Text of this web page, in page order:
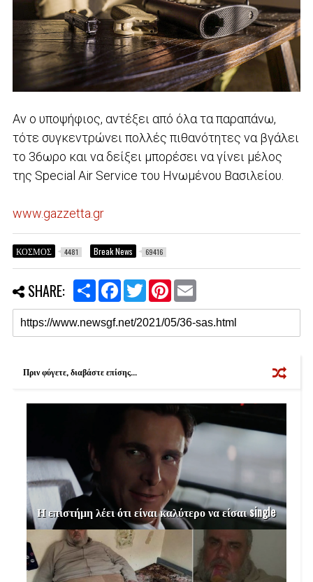
Αν ο υποψήφιος, αντέξει από όλα τα παραπάνω,
τότε συγκεντρώνει πολλές πιθανότητες να βγάλει
το 36ωρο και να δείξει μπορέσει να γίνει μέλος
της Special Air Service του Ηνωμένου Βασιλείου.
www.gazzetta.gr
ΚΟΣΜΟΣ 4481 Break News 69416
SHARE:
S
a
r
e
F
c
e
b
o
T
i
t
t
e
P
n
t
e
r
E
a
i
l
Πριν φύγετε, διαβάστε επίσης...
Η επιστήμη λέει ότι είναι καλύτερο να είσαι single